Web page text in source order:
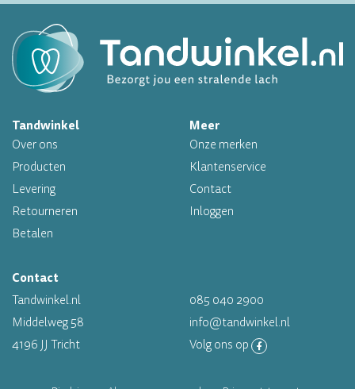
Op werkdagen voor 16.00 uur besteld, morgen in huis
Professioneel assortiment
Altijd op voorraad
Tandwinkel
Over ons
Producten
Levering
Retourneren
Betalen
Meer
Onze merken
Klantenservice
Contact
Inloggen
Contact
Tandwinkel.nl
Middelweg 58
4196 JJ Tricht
085 040 2900
info@tandwinkel.nl
Volg ons op